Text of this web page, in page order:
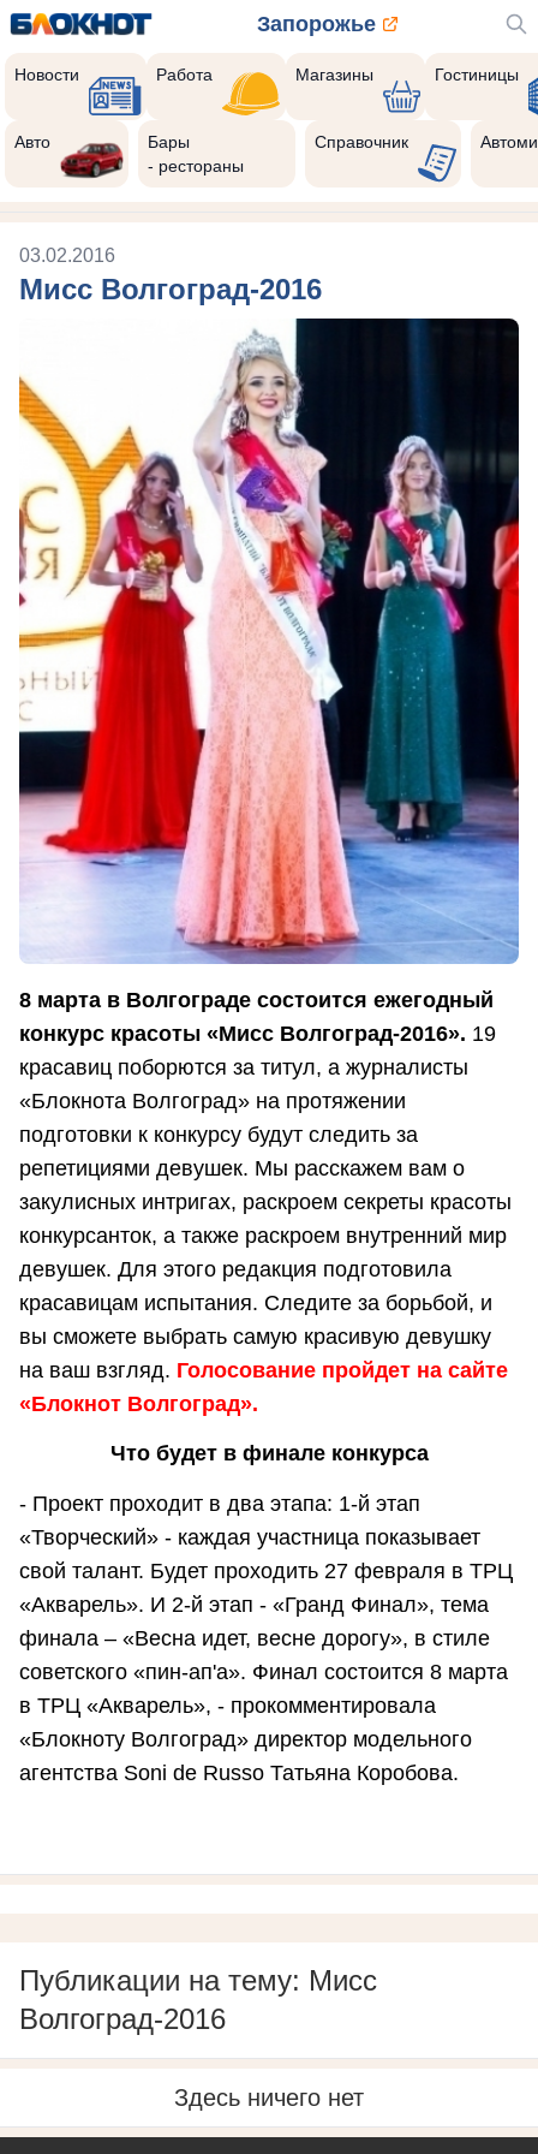
Запорожье
Новости Работа Магазины Гостиницы
Авто
Бары
- рестораны
Справочник
03.02.2016
Мисс Волгоград-2016
8 марта в Волгограде состоится ежегодный
конкурс красоты «Мисс Волгоград-2016». 19
красавиц поборются за титул, а журналисты
«Блокнота Волгоград» на протяжении
подготовки к конкурсу будут следить за
репетициями девушек. Мы расскажем вам о
закулисных интригах, раскроем секреты красоты
конкурсанток, а также раскроем внутренний мир
девушек. Для этого редакция подготовила
красавицам испытания. Следите за борьбой, и
вы сможете выбрать самую красивую девушку
на ваш взгляд. Голосование пройдет на сайте
«Блокнот Волгоград».
Что будет в финале конкурса
- Проект проходит в два этапа: 1-й этап
«Творческий» - каждая участница показывает
свой талант. Будет проходить 27 февраля в ТРЦ
«Акварель». И 2-й этап - «Гранд Финал», тема
финала – «Весна идет, весне дорогу», в стиле
советского «пин-ап'а». Финал состоится 8 марта
в ТРЦ «Акварель», - прокомментировала
«Блокноту Волгоград» директор модельного
агентства Soni de Russo Татьяна Коробова.
Публикации на тему: Мисс
Волгоград-2016
Здесь ничего нет